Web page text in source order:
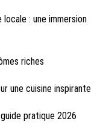
locale : une immersion
riches
une cuisine inspirante
pratique 2026